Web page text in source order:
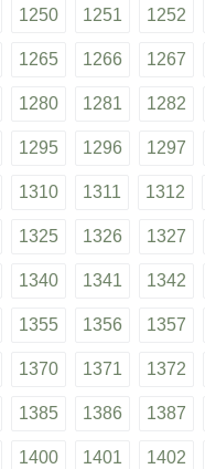
1250 1251 1252
1265 1266 1267
1280 1281 1282
1295 1296 1297
1310 1311 1312
1325 1326 1327
1340 1341 1342
1355 1356 1357
1370 1371 1372
1385 1386 1387
1400 1401 1402